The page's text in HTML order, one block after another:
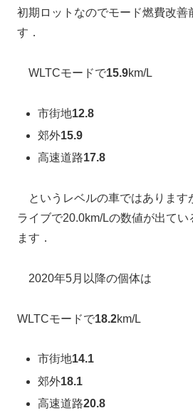
初期ロットなのでモード燃費改善
す．
WLTCモードで15.9km/L
市街地12.8
郊外15.9
高速道路17.8
というレベルの車ではあります
ライブで20.0km/Lの数値が出て
ます．
2020年5月以降の個体は
WLTCモードで18.2km/L
市街地14.1
郊外18.1
高速道路20.8